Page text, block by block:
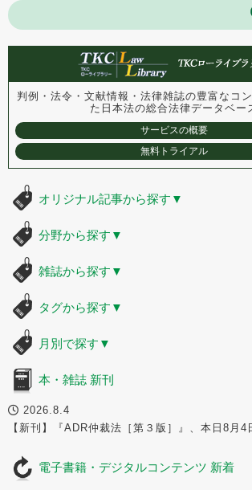
判例・法令・文献情報・法律雑誌の豊富なコ
た 日本法の総合法律データベー
サービスの概要
無料トライアル
オリジナル記事から探す ▼
分野から探す ▼
雑誌から探す ▼
タグから探す ▼
月別で探す ▼
本・雑誌 新刊
2026.8.4
【新刊】『ADR仲裁法［第３版］』、本日8月4
電子書籍・デジタルコンテンツ 新着